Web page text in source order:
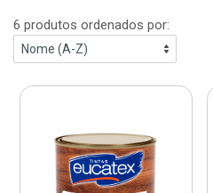
6 produtos ordenados por: